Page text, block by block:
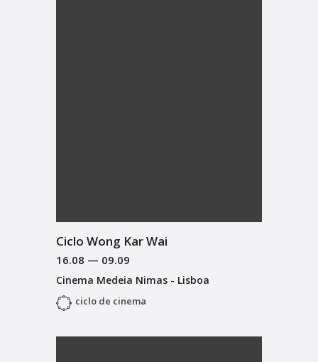
Ciclo Wong Kar Wai
16.08 — 09.09
Cinema Medeia Nimas - Lisboa
ciclo de cinema